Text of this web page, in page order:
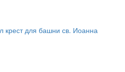
крест для башни св. Иоанна